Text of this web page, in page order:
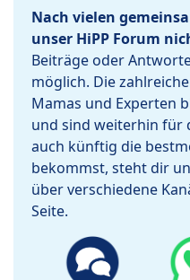
Nach vielen
unser HiPP Forum
Beiträge oder
möglich. Die
Mamas und Experten
und sind weiterhin für
auch künftig die
bekommst, steht dir
über verschiedene
Seite.